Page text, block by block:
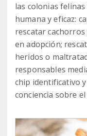
las colonias
humana y eficaz:
rescatar
en adopción;
heridos o
responsables
chip identificativo
conciencia sobre